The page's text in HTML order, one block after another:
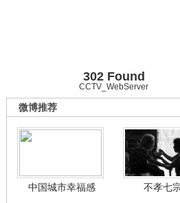
302 Found
CCTV_WebServer
微博推荐
中国城市幸福感
不孝七